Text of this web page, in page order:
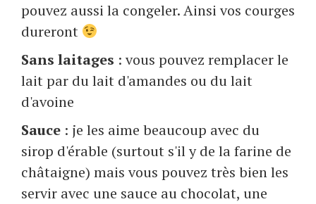
pouvez aussi la congeler. Ainsi vos courges
dureront
Sans laitages : vous pouvez remplacer le
lait par du lait d'amandes ou du lait
d'avoine
Sauce : je les aime beaucoup avec du
sirop d'érable (surtout s'il y de la farine de
châtaigne) mais vous pouvez très bien les
servir avec une sauce au chocolat, une